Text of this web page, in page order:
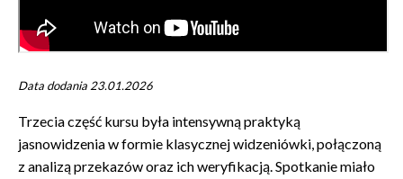
Data dodania 23.01.2026
Trzecia część kursu była intensywną praktyką
jasnowidzenia w formie klasycznej widzeniówki, połączoną
z analizą przekazów oraz ich weryfikacją. Spotkanie miało